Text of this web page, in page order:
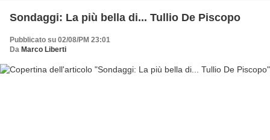
Sondaggi: La più bella di... Tullio De Piscopo
Pubblicato su 02/08/PM 23:01
Da Marco Liberti